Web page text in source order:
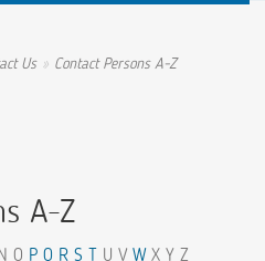
Success Stories
Us Contact Persons A-Z
A-Z
O P Q R S T U V WX Y Z